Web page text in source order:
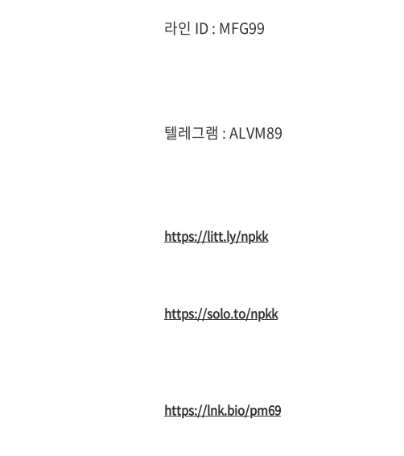
라인 ID : MFG99
텔레그램 : ALVM89
https://litt.ly/npkk
https://solo.to/npkk
https://lnk.bio/pm69